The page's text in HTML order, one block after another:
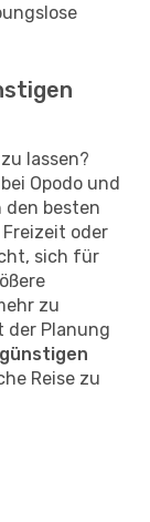
lassen?
bei Opodo und
den besten
oder
sich für
zu
der Planung
Reise zu